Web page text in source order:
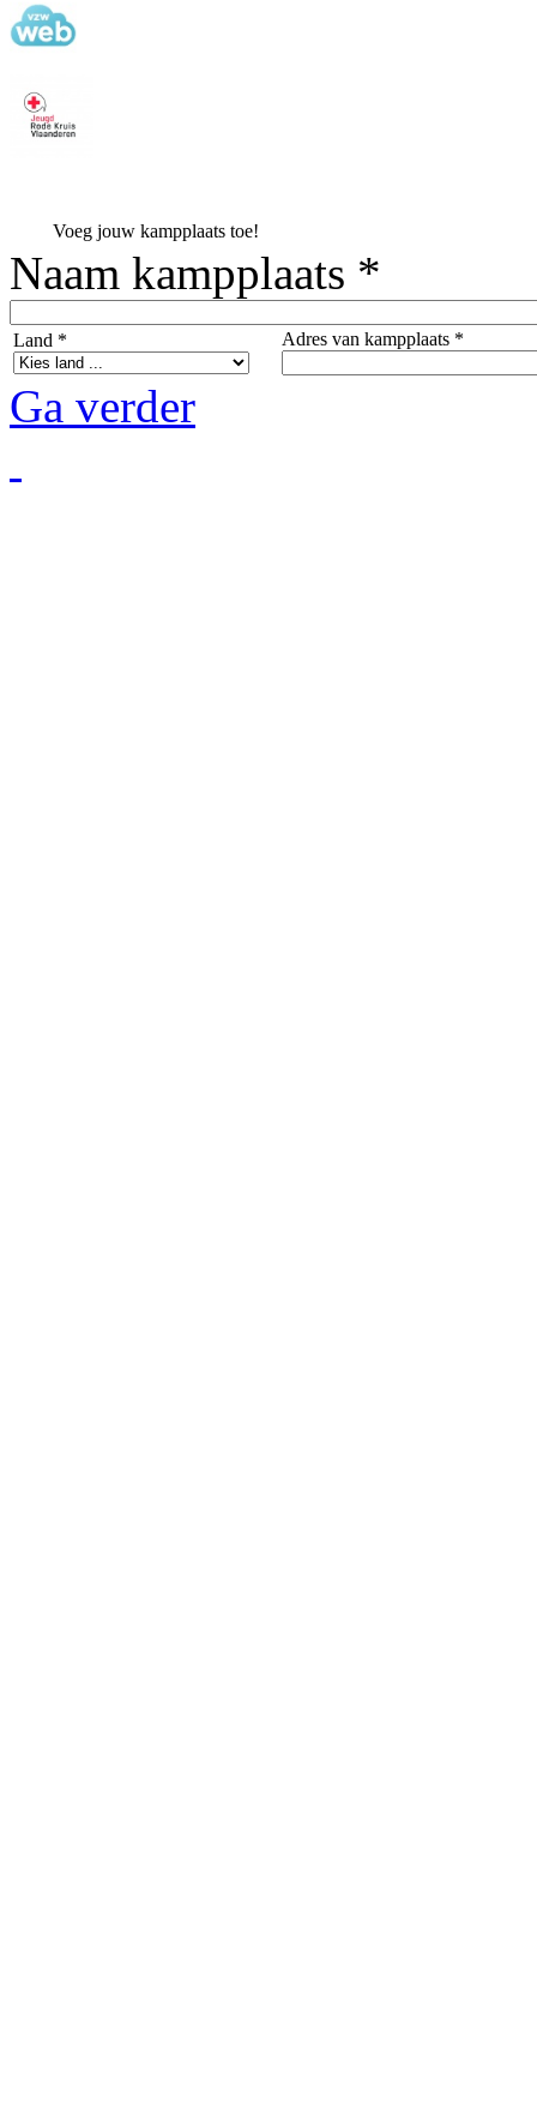
Voeg jouw kampplaats toe!
Naam kampplaats *
Land * Adres van kampplaats *
Ga verder